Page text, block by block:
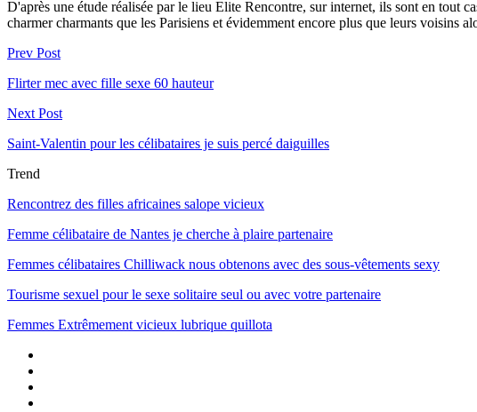
D'après une étude réalisée par le lieu Elite Rencontre, sur internet, ils sont en tout
charmer charmants que les Parisiens et évidemment encore plus que leurs voisins
Prev Post
Flirter mec avec fille sexe 60 hauteur
Next Post
Saint-Valentin pour les célibataires je suis percé daiguilles
Trend
Rencontrez des filles africaines salope vicieux
Femme célibataire de Nantes je cherche à plaire partenaire
Femmes célibataires Chilliwack nous obtenons avec des sous-vêtements sexy
Tourisme sexuel pour le sexe solitaire seul ou avec votre partenaire
Femmes Extrêmement vicieux lubrique quillota